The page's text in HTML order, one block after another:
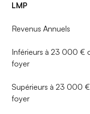
LMP
Revenus Annuels
Inférieurs à 23 000 €
foyer
Supérieurs à 23 000
foyer